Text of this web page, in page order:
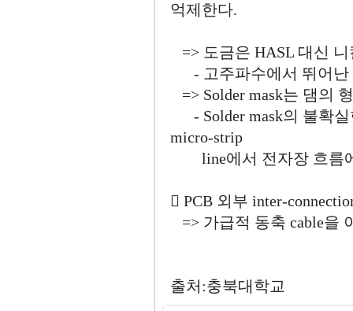
억제한다.
=> 도금은 HASL 대신
- 고주파수에서 뛰어난
=> Solder mask는 댐의
- Solder mask의 불확실
micro-strip
line에서 전자장 흐름
󰂝 PCB 외부 inter-
=> 가급적 동축 cable을
출처:충북대학교